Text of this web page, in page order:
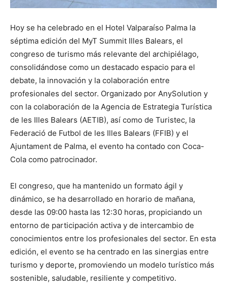
Hoy se ha celebrado en el Hotel Valparaíso Palma la
séptima edición del MyT Summit Illes Balears, el
congreso de turismo más relevante del archipiélago,
consolidándose como un destacado espacio para el
debate, la innovación y la colaboración entre
profesionales del sector. Organizado por AnySolution y
con la colaboración de la Agencia de Estrategia Turística
de les Illes Balears (AETIB), así como de Turistec, la
Federació de Futbol de les Illes Balears (FFIB) y el
Ajuntament de Palma, el evento ha contado con Coca-
Cola como patrocinador.
El congreso, que ha mantenido un formato ágil y
dinámico, se ha desarrollado en horario de mañana,
desde las 09:00 hasta las 12:30 horas, propiciando un
entorno de participación activa y de intercambio de
conocimientos entre los profesionales del sector. En esta
edición, el evento se ha centrado en las sinergias entre
turismo y deporte, promoviendo un modelo turístico más
sostenible, saludable, resiliente y competitivo.